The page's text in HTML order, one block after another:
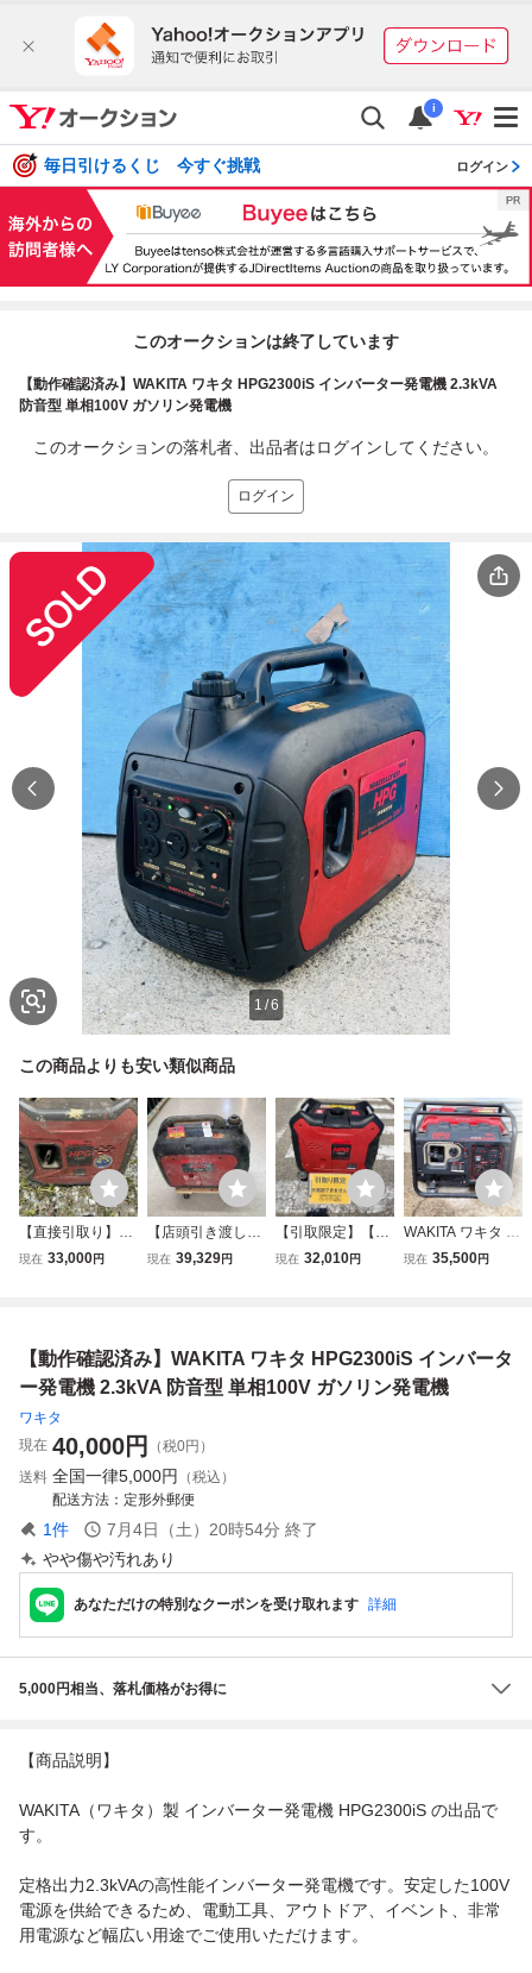
i
毎日引けるくじ 今すぐ挑戦 ログイン
このオークションは終了しています
【動作確認済み】WAKITA ワキタ HPG2300iS インバーター発電機 2.3kVA
防音型 単相100V ガソリン発電機
このオークションの落札者、出品者はログインしてください。
ログイン
1 /6
この商品よりも安い類似商品
【直接引取り】ワ
キタ HPG3000iS
現在 33,000円
【店頭引き渡し】
【中古品】★ワキ
9cm ITDG7ZNN
THNC
現在 39,329円
【引取限定】【ジ
ャンク】【配送不
T8PGSTKA4DU
現在 32,010円
WAKITA ワキタ M
EIHO インバータ
現在 35,500円
【動作確認済み】WAKITA ワキタ HPG2300iS インバータ
ー発電機 2.3kVA 防音型 単相100V ガソリン発電機
ワキタ
現在 40,000円
（税0円）
送料 全国一律5,000円
（税込）
配送方法
定形外郵便
1件 7月4日（土）20時54分 終了
やや傷や汚れあり
あなただけの特別なクーポンを受け取れます 詳細
5,000円相当、落札価格がお得に
【商品説明】
WAKITA（ワキタ）製 インバーター発電機 HPG2300iS の出品で
す。
定格出力2.3kVAの高性能インバーター発電機です。安定した100V
電源を供給できるため、電動工具、アウトドア、イベント、非常
用電源など幅広い用途でご使用いただけます。